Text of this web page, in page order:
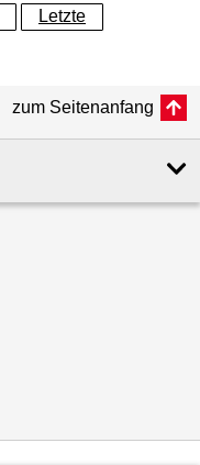
Letzte
zum Seitenanfang